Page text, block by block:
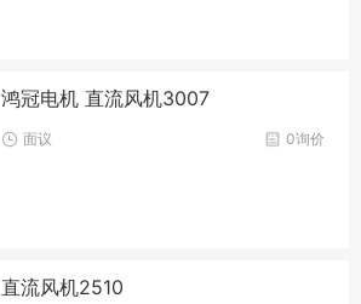
鸿冠电机 直流风机3007
0询价
面议
直流风机2510